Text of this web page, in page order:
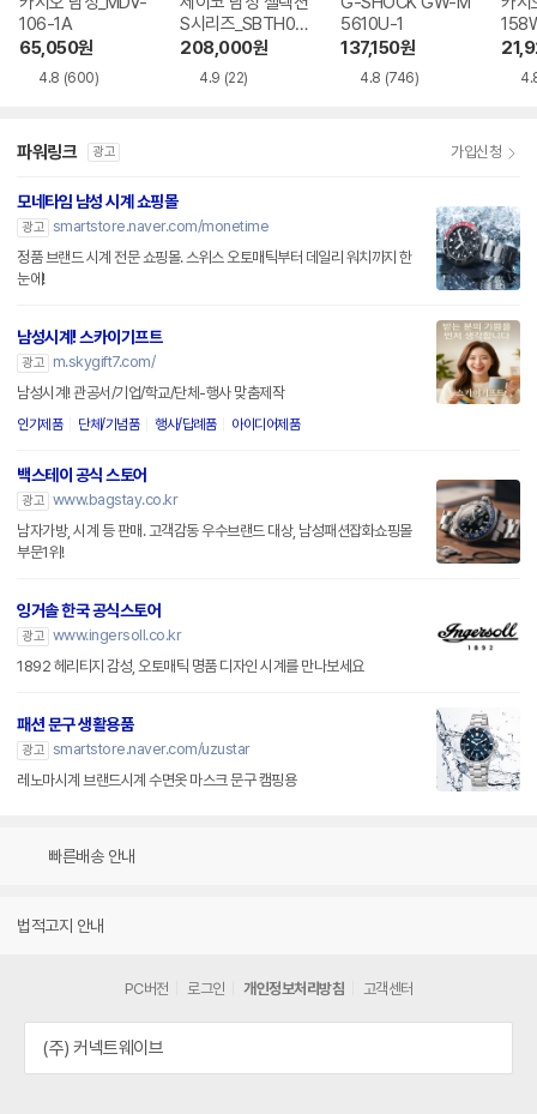
106-1A
65,050원
4.8 (600)
S시리즈_SBTH00
7
208,000원
4.9 (22)
5610U-1
137,150원
4.8 (746)
파워링크 광고 가입신청
모네타임 남성 시계 쇼핑몰
광고 smartstore.naver.com/monetime
정품 브랜드 시계 전문 쇼핑몰. 스위스 오토매틱부터 데일리 워치까지 한
눈에!
남성시계! 스카이기프트
광고
m.skygift7.com/
남성시계! 관공서/기업/학교/단체-행사 맞춤제작
인기제품 단체/기념품 행사/답례품 아이디어제품
백스테이 공식 스토어
광고 www.bagstay.co.kr
남자가방, 시계 등 판매. 고객감동 우수브랜드 대상, 남성패션잡화쇼핑몰
부문1위!
잉거솔 한국 공식스토어
광고 www.ingersoll.co.kr
1892 헤리티지 감성, 오토매틱 명품 디자인 시계를 만나보세요
패션 문구 생활용품
광고 smartstore.naver.com/uzustar
레노마시계 브랜드시계 수면옷 마스크 문구 캠핑용
빠른배송 안내
법적고지 안내
PC버전 로그인 개인정보처리방침 고객센터
(주) 커넥트웨이브